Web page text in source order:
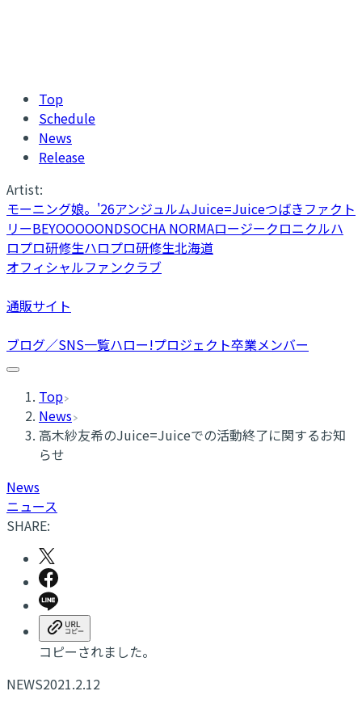
Top
Schedule
News
Release
Artist:
モーニング娘。'26アンジュルムJuice=Juiceつばきファクト
リーBEYOOOOONDSOCHA NORMAロージークロニクルハ
ロプロ研修生ハロプロ研修生北海道
オフィシャルファンクラブ
通販サイト
ブログ／SNS一覧ハロー!プロジェクト卒業メンバー
Top
News
高木紗友希のJuice=Juiceでの活動終了に関するお知
らせ
News
ニュース
SHARE:
コピーされました。
NEWS2021.2.12